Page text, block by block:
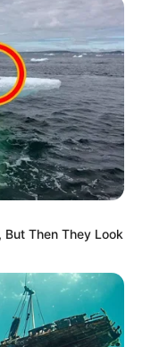
But Then They Look